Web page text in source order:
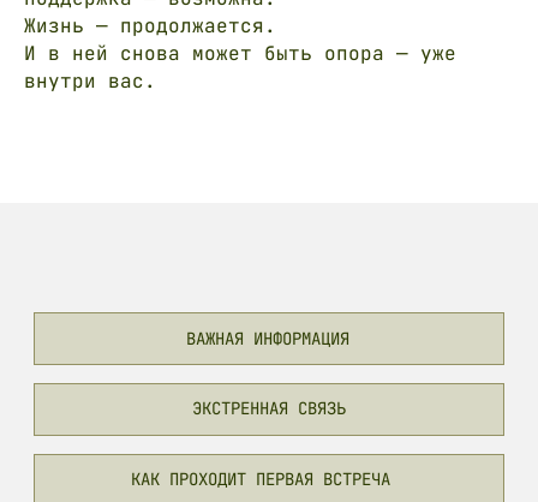
Жизнь — продолжается.
И в ней снова может быть опора — уже
внутри вас.